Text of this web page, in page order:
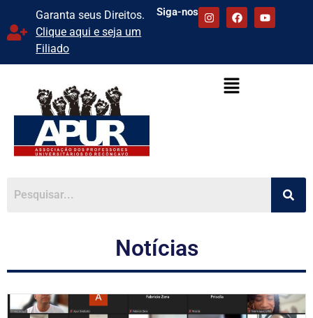
Garanta seus Direitos.
Clique aqui e seja um
Filiado
Siga-nos
Notícias